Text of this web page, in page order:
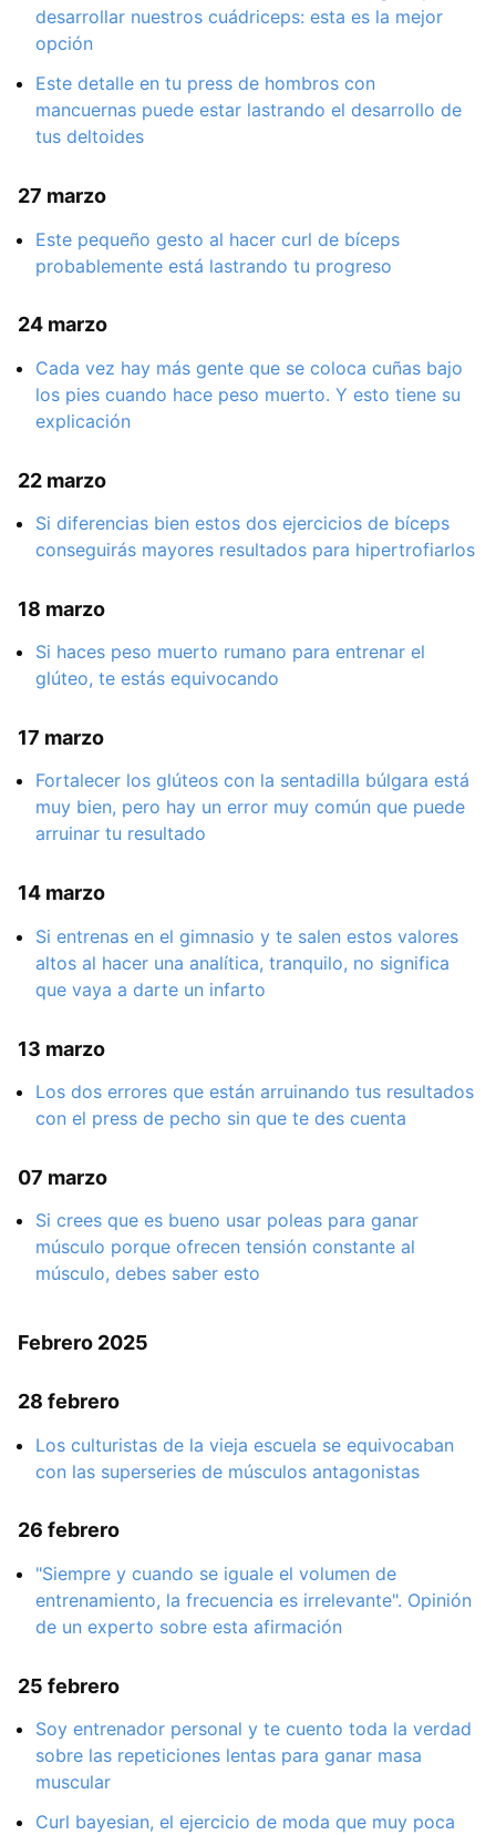
desarrollar nuestros cuádriceps: esta es la mejor
opción
Este detalle en tu press de hombros con
mancuernas puede estar lastrando el desarrollo de
tus deltoides
27 marzo
Este pequeño gesto al hacer curl de bíceps
probablemente está lastrando tu progreso
24 marzo
Cada vez hay más gente que se coloca cuñas bajo
los pies cuando hace peso muerto. Y esto tiene su
explicación
22 marzo
Si diferencias bien estos dos ejercicios de bíceps
conseguirás mayores resultados para hipertrofiarlos
18 marzo
Si haces peso muerto rumano para entrenar el
glúteo, te estás equivocando
17 marzo
Fortalecer los glúteos con la sentadilla búlgara está
muy bien, pero hay un error muy común que puede
arruinar tu resultado
14 marzo
Si entrenas en el gimnasio y te salen estos valores
altos al hacer una analítica, tranquilo, no significa
que vaya a darte un infarto
13 marzo
Los dos errores que están arruinando tus resultados
con el press de pecho sin que te des cuenta
07 marzo
Si crees que es bueno usar poleas para ganar
músculo porque ofrecen tensión constante al
músculo, debes saber esto
Febrero 2025
28 febrero
Los culturistas de la vieja escuela se equivocaban
con las superseries de músculos antagonistas
26 febrero
"Siempre y cuando se iguale el volumen de
entrenamiento, la frecuencia es irrelevante". Opinión
de un experto sobre esta afirmación
25 febrero
Soy entrenador personal y te cuento toda la verdad
sobre las repeticiones lentas para ganar masa
muscular
Curl bayesian, el ejercicio de moda que muy poca